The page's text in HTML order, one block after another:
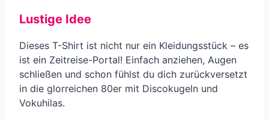
Lustige Idee
Dieses T-Shirt ist nicht nur ein Kleidungsstück – es
ist ein Zeitreise-Portal! Einfach anziehen, Augen
schließen und schon fühlst du dich zurückversetzt
in die glorreichen 80er mit Discokugeln und
Vokuhilas.